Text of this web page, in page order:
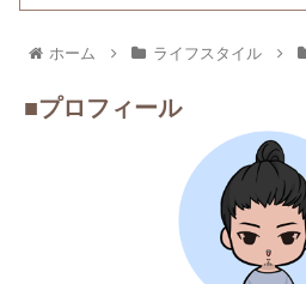
ホーム ライフスタイル
■プロフィール